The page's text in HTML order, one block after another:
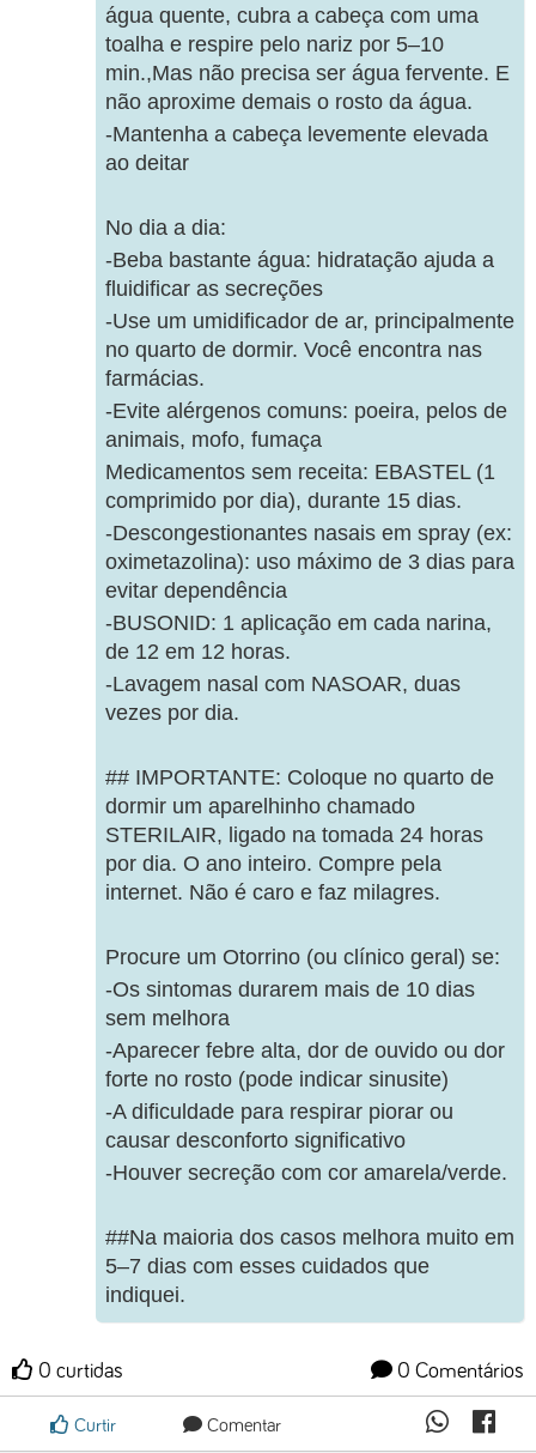
água quente, cubra a cabeça com uma
toalha e respire pelo nariz por 5–10
min.,Mas não precisa ser água fervente. E
não aproxime demais o rosto da água.
-Mantenha a cabeça levemente elevada
ao deitar
No dia a dia:
-Beba bastante água: hidratação ajuda a
fluidificar as secreções
-Use um umidificador de ar, principalmente
no quarto de dormir. Você encontra nas
farmácias.
-Evite alérgenos comuns: poeira, pelos de
animais, mofo, fumaça
Medicamentos sem receita: EBASTEL (1
comprimido por dia), durante 15 dias.
-Descongestionantes nasais em spray (ex:
oximetazolina): uso máximo de 3 dias para
evitar dependência
-BUSONID: 1 aplicação em cada narina,
de 12 em 12 horas.
-Lavagem nasal com NASOAR, duas
vezes por dia.
## IMPORTANTE: Coloque no quarto de
dormir um aparelhinho chamado
STERILAIR, ligado na tomada 24 horas
por dia. O ano inteiro. Compre pela
internet. Não é caro e faz milagres.
Procure um Otorrino (ou clínico geral) se:
-Os sintomas durarem mais de 10 dias
sem melhora
-Aparecer febre alta, dor de ouvido ou dor
forte no rosto (pode indicar sinusite)
-A dificuldade para respirar piorar ou
causar desconforto significativo
-Houver secreção com cor amarela/verde.
##Na maioria dos casos melhora muito em
5–7 dias com esses cuidados que
indiquei.
0 Comentários
0 curtidas
Curtir Comentar